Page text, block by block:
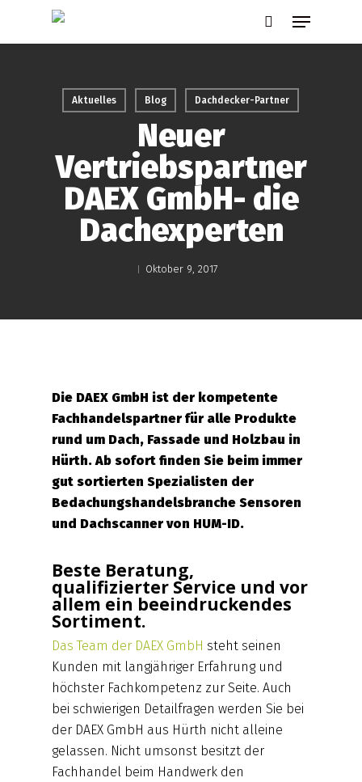
Menu
Aktuelles Blog Dachdecker-Partner
Neuer
Vertriebspartner
DAEX GmbH- die
Dachexperten
Oktober 9, 2017
Die DAEX GmbH ist der kompetente
Fachhandelspartner für alle Produkte
rund um Dach, Fassade und Holzbau in
Hürth. Ab sofort finden Sie beim immer
gut sortiertenSpezialisten der
Bedachungshandelsbranche Sensoren
und Dachscanner von HUM-ID.
Beste Beratung,
qualifizierter Service und vor
allem ein beeindruckendes
Sortiment.
Das Team der DAEX GmbH steht seinen
Kunden mit langjähriger Erfahrung und
höchster Fachkompetenz zur Seite. Auch
bei schwierigen Detailfragen werden Sie bei
der DAEX GmbH aus Hürth nicht alleine
gelassen. Nicht umsonst besitzt der
Fachhandel beim Handwerk den